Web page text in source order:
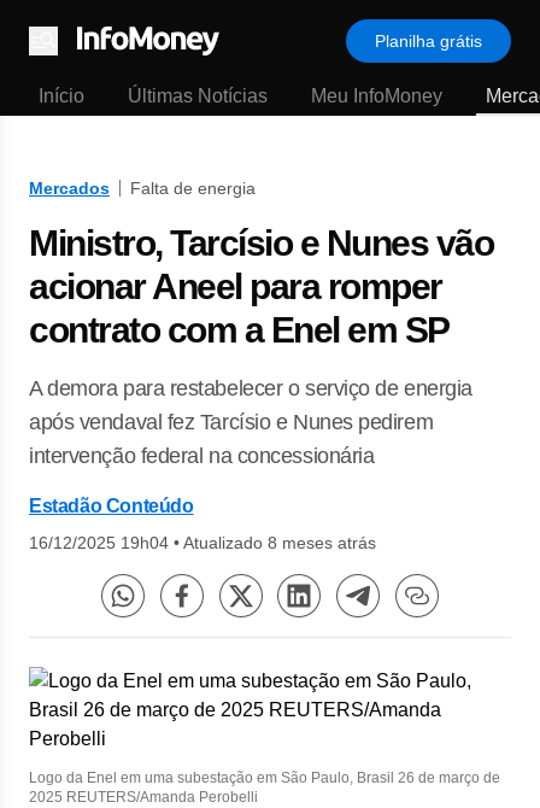
Menu
Planilha grátis
Início Últimas Notícias Meu InfoMoney
Mercados Falta de energia
Ministro, Tarcísio e Nunes vão
acionar Aneel para romper
contrato com a Enel em SP
A demora para restabelecer o serviço de energia
após vendaval fez Tarcísio e Nunes pedirem
intervenção federal na concessionária
Estadão Conteúdo
16/12/2025 19h04 •Atualizado 8 meses atrás
Logo da Enel em uma subestação em São Paulo, Brasil 26 de março de
2025 REUTERS/Amanda Perobelli